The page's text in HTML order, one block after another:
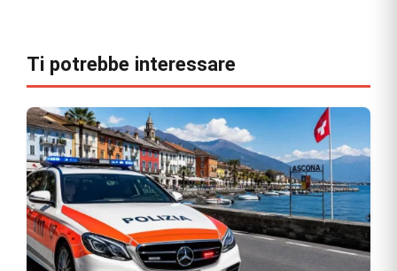
Ti potrebbe interessare